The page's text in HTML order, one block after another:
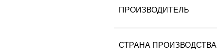
ПРОИЗВОДИТЕЛЬ
СТРАНА ПРОИЗВОДСТВА